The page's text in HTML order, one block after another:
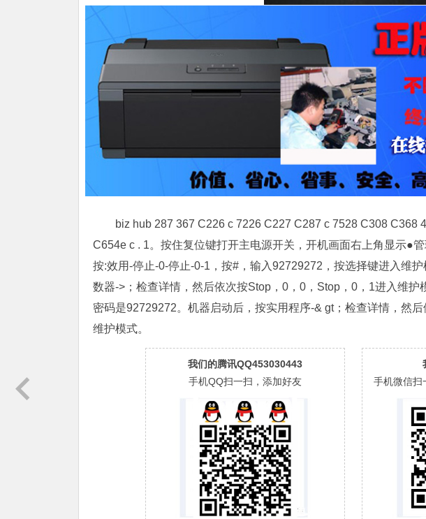
biz hub 287 367 C226 c 7226 C227 C287 c 7528 C308 C368
C654e c . 1。按住复位键打开主电源开关，开机画面右上角显示●
按:效用-停止-0-停止-0-1，按#，输入92729272，按选择键进入维
数器->；检查详情，然后依次按Stop，0，0，Stop，0，1进入维护
密码是92729272。机器启动后，按实用程序-& gt；检查详情，然
维护模式。
我们的腾讯QQ453030443
手机QQ扫一扫，添加好友
手机微信扫